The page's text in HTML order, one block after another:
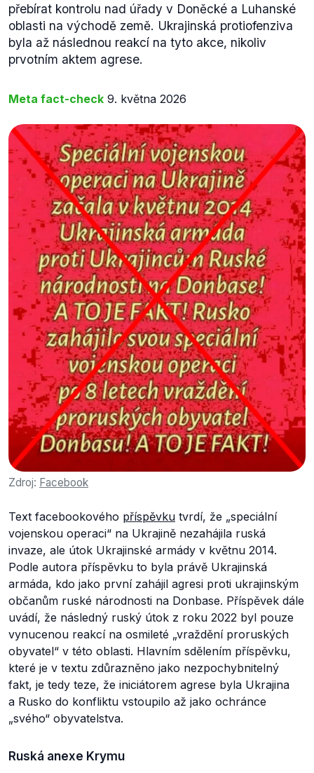
přebírat kontrolu nad úřady v Doněcké a Luhanské
oblasti na východě země. Ukrajinská protiofenziva
byla až následnou reakcí na tyto akce, nikoliv
prvotním aktem agrese.
Meta fact-check 9. května 2026
Zdroj: Facebook
Text facebookového příspěvku tvrdí, že „speciální
vojenskou operaci“ na Ukrajině nezahájila ruská
invaze, ale útok Ukrajinské armády v květnu 2014.
Podle autora příspěvku to byla právě Ukrajinská
armáda, kdo jako první zahájil agresi proti ukrajinským
občanům ruské národnosti na Donbase. Příspěvek dále
uvádí, že následný ruský útok z roku 2022 byl pouze
vynucenou reakcí na osmileté „vraždění proruských
obyvatel“ v této oblasti. Hlavním sdělením příspěvku,
které je v textu zdůrazněno jako nezpochybnitelný
fakt, je tedy teze, že iniciátorem agrese byla Ukrajina
a Rusko do konfliktu vstoupilo až jako ochránce
„svého“ obyvatelstva.
Ruská anexe Krymu